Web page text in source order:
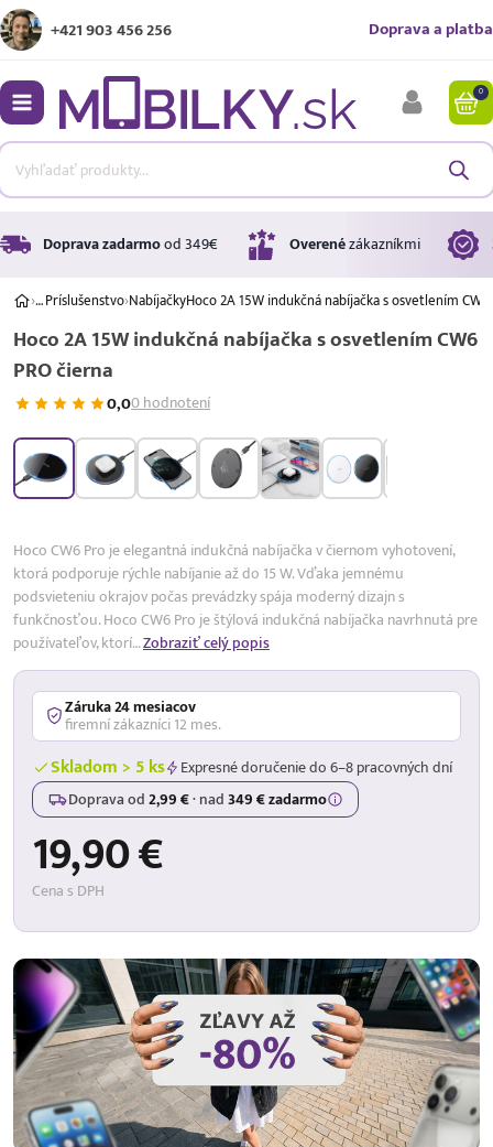
+421 903 456 256 Doprava a platba
0
Doprava zadarmood 349€ Overenézákazníkmi
›…Príslušenstvo›NabíjačkyHoco 2A 15W indukčná nabíjačka s osvetlením
Hoco 2A 15W indukčná nabíjačka s osvetlením CW6
PRO čierna
0,00 hodnotení
Úrok
17,99 %
p.a.
Hoco CW6 Pro je elegantná indukčná nabíjačka v čiernom vyhotovení,
ktorá podporuje rýchle nabíjanie až do 15 W. Vďaka jemnému
podsvieteniu okrajov počas prevádzky spája moderný dizajn s
funkčnosťou. Hoco CW6 Pro je štýlová indukčná nabíjačka navrhnutá pre
používateľov, ktorí…Zobraziť celý popis
Záruka 24 mesiacov
firemní zákazníci 12 mes.
Skladom > 5 ks
Expresné doručenie do 6–8 pracovných dní
Doprava od2,99 €·nad349 € zadarmo
19,90 €
Cena s DPH